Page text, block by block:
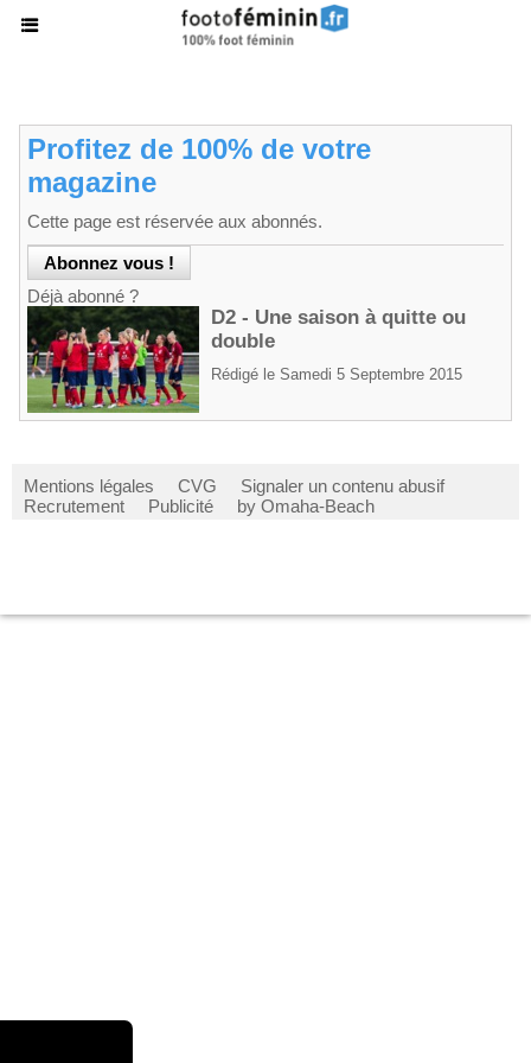
Profitez de 100% de votre
magazine
Cette page est réservée aux abonnés.
Déjà abonné ?
D2 - Une saison à quitte ou
double
Rédigé le Samedi 5 Septembre 2015
Mentions légales CVG
Signaler un contenu abusif
Recrutement
Publicité by Omaha-Beach